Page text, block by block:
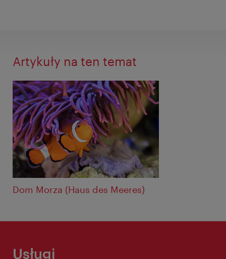
Artykuły na ten temat
Dom Morza (Haus des Meeres)
Usługi